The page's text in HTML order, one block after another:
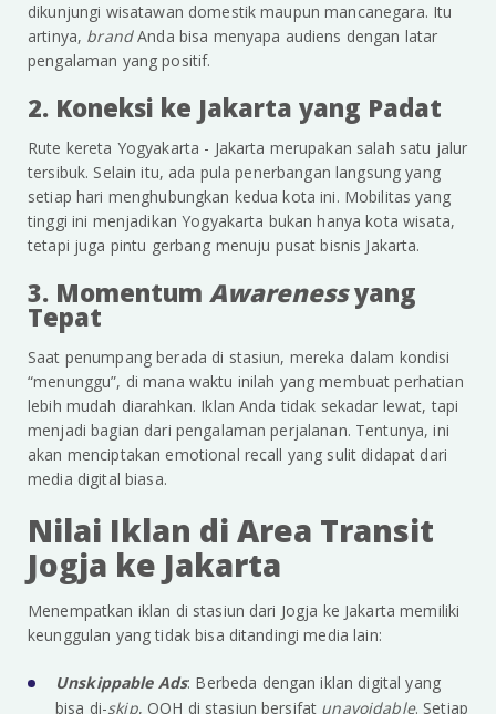
dikunjungi wisatawan domestik maupun mancanegara. Itu
artinya, brandAnda bisa menyapa audiens dengan latar
pengalaman yang positif.
2. Koneksi ke Jakarta yang Padat
Rute kereta Yogyakarta - Jakarta merupakan salah satu jalur
tersibuk. Selain itu, ada pula penerbangan langsung yang
setiap hari menghubungkan kedua kota ini. Mobilitas yang
tinggi ini menjadikan Yogyakarta bukan hanya kota wisata,
tetapi juga pintu gerbang menuju pusat bisnis Jakarta.
3. Momentum Awarenessyang
Tepat
Saat penumpang berada di stasiun, mereka dalam kondisi
“menunggu”, di mana waktu inilah yang membuat perhatian
lebih mudah diarahkan. Iklan Anda tidak sekadar lewat, tapi
menjadi bagian dari pengalaman perjalanan. Tentunya, ini
akan menciptakan emotional recall yang sulit didapat dari
media digital biasa.
Nilai Iklan di Area Transit
Jogja ke Jakarta
Menempatkan iklan di stasiun dari Jogja ke Jakarta memiliki
keunggulan yang tidak bisa ditandingi media lain:
Unskippable Ads: Berbeda dengan iklan digital yang
bisa di-skip, OOH di stasiun bersifat unavoidable. Setiap